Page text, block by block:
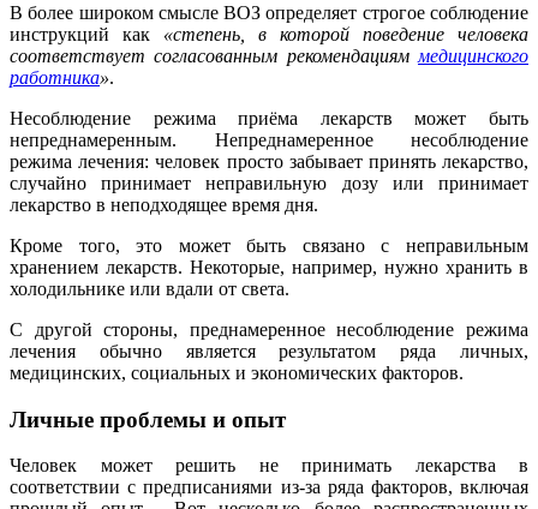
В более широком смысле ВОЗ определяет строгое соблюдение
инструкций как «степень, в которой поведение человека
соответствует согласованным рекомендациям медицинского
работника».
Несоблюдение режима приёма лекарств может быть
непреднамеренным. Непреднамеренное несоблюдение
режима лечения: человек просто забывает принять лекарство,
случайно принимает неправильную дозу или принимает
лекарство в неподходящее время дня.
Кроме того, это может быть связано с неправильным
хранением лекарств. Некоторые, например, нужно хранить в
холодильнике или вдали от света.
С другой стороны, преднамеренное несоблюдение режима
лечения обычно является результатом ряда личных,
медицинских, социальных и экономических факторов.
Личные проблемы и опыт
Человек может решить не принимать лекарства в
соответствии с предписаниями из-за ряда факторов, включая